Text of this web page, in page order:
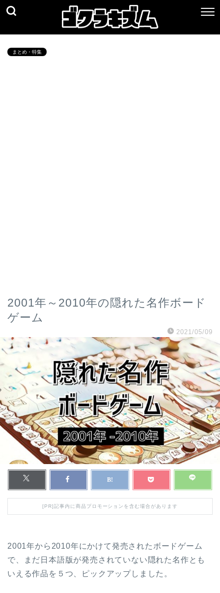
まとめ・特集
2001年～2010年の隠れた名作ボード
ゲーム
2021/05/09
[PR]記事内に商品プロモーションを含む場合があります
2001年から2010年にかけて発売されたボードゲーム
で、まだ日本語版が発売されていない隠れた名作とも
いえる作品を５つ、ピックアップしました。